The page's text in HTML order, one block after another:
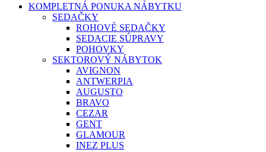
KOMPLETNÁ PONUKA NÁBYTKU
SEDAČKY
ROHOVÉ SEDAČKY
SEDACIE SÚPRAVY
POHOVKY
SEKTOROVÝ NÁBYTOK
AVIGNON
ANTWERPIA
AUGUSTO
BRAVO
CEZAR
GENT
GLAMOUR
INEZ PLUS